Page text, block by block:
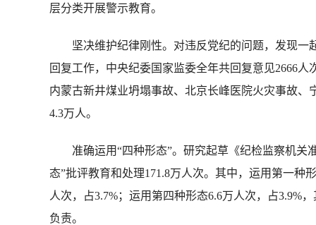
层分类开展警示教育。
坚决维护纪律刚性。对违反党纪的问题，发现一
回复工作，中央纪委国家监委全年共回复意见2666
内蒙古新井煤业坍塌事故、北京长峰医院火灾事故
4.3万人。
准确运用“四种形态”。研究起草《纪检监察机关
态”批评教育和处理171.8万人次。其中，运用第一种
人次，占3.7%；运用第四种形态6.6万人次，占3.9%
负责。